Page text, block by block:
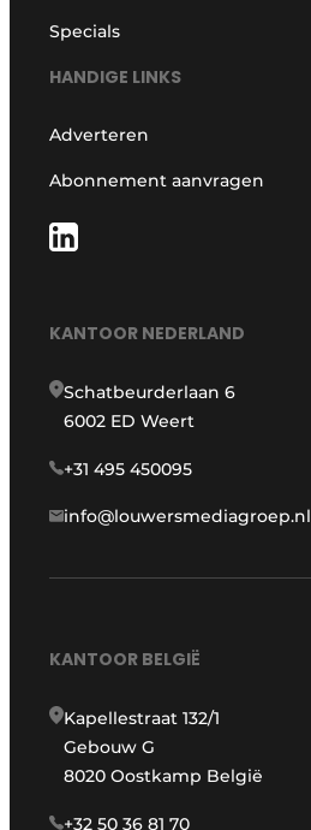
Specials
HANDIGE LINKS
Adverteren
Abonnement aanvragen
KANTOOR NEDERLAND
Schatbeurderlaan 6
6002 ED Weert
+31 495 450095
info@louwersmediagroep.nl
KANTOOR BELGIË
Kapellestraat 132/1
Gebouw G
8020 Oostkamp België
+32 50 36 81 70